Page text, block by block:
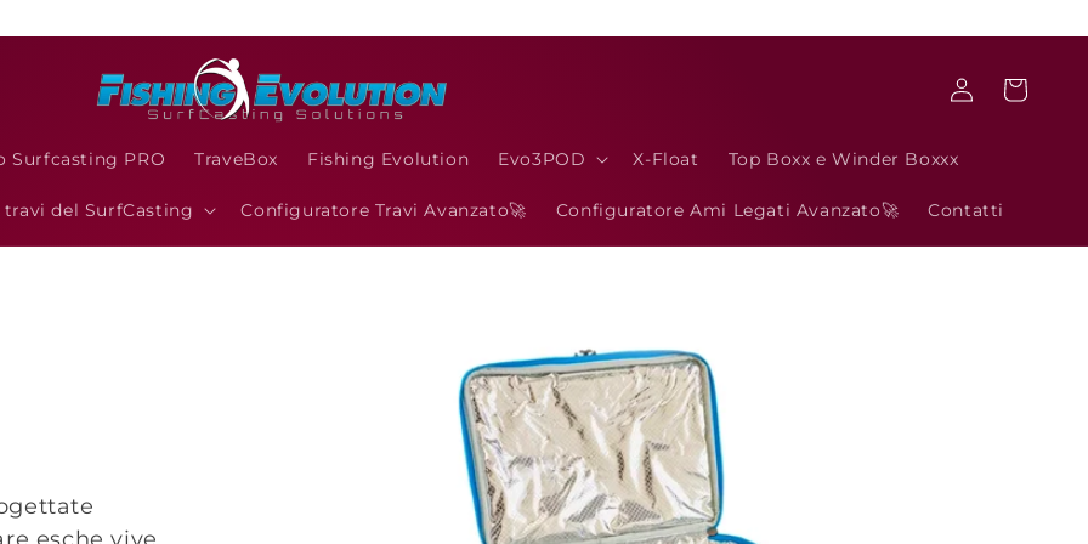
Surfcasting PRO TraveBox Fishing Evolution Evo3POD X-Float Top Boxx e Winder Boxxx
travi del SurfCasting Configuratore Travi Avanzato🚀 Configuratore Ami Legati Avanzato🚀 Contatti
Accedi Carrello